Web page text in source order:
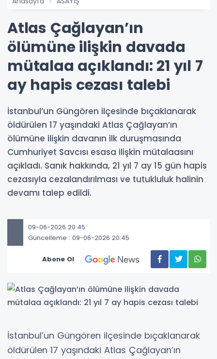
Atlas Çağlayan’ın
ölümüne ilişkin davada
mütalaa açıklandı: 21 yıl 7
ay hapis cezası talebi
İstanbul’un Güngören ilçesinde bıçaklanarak
öldürülen 17 yaşındaki Atlas Çağlayan’ın
ölümüne ilişkin davanın ilk duruşmasında
Cumhuriyet Savcısı esasa ilişkin mütalaasını
açıkladı. Sanık hakkında, 21 yıl 7 ay 15 gün hapis
cezasıyla cezalandırılması ve tutukluluk halinin
devamı talep edildi.
09-06-2026 20:45
Güncelleme : 09-06-2026 20:45
Abone Ol
İstanbul’un Güngören ilçesinde bıçaklanarak
öldürülen 17 yaşındaki Atlas Çağlayan’ın